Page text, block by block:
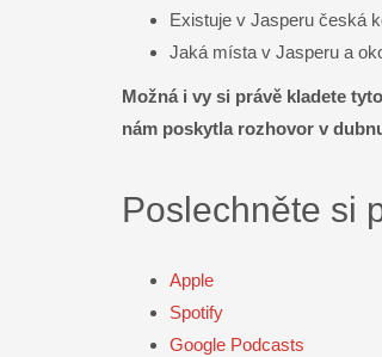
Messenger
Existuje v Jasperu česká
Jaká místa v Jasperu a
Možná i vy si právě kladete
nám poskytla rozhovor v
Poslechněte si
Apple
Spotify
Google Podcasts